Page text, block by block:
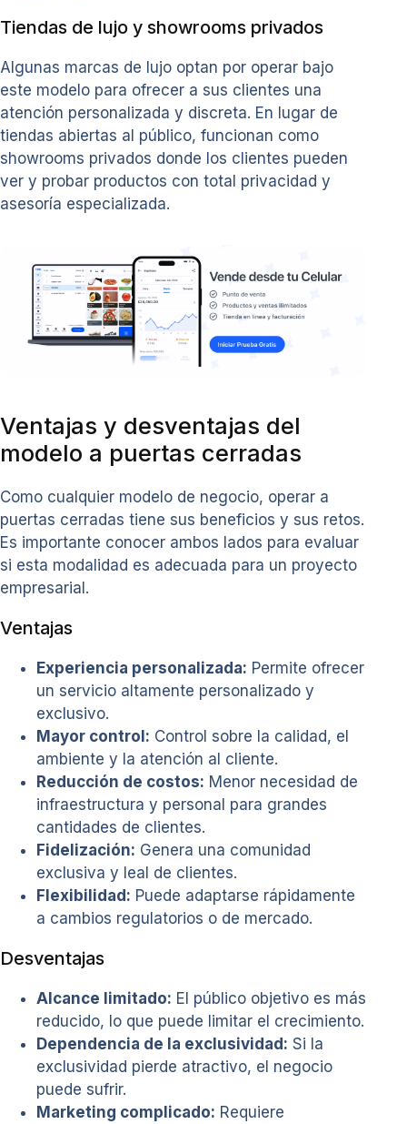
Tiendas de lujo y showrooms privados
Algunas marcas de lujo optan por operar bajo
este modelo para ofrecer a sus clientes una
atención personalizada y discreta. En lugar de
tiendas abiertas al público, funcionan como
showrooms privados donde los clientes pueden
ver y probar productos con total privacidad y
asesoría especializada.
Ventajas y desventajas del
modelo a puertas cerradas
Como cualquier modelo de negocio, operar a
puertas cerradas tiene sus beneficios y sus retos.
Es importante conocer ambos lados para evaluar
si esta modalidad es adecuada para un proyecto
empresarial.
Ventajas
Experiencia personalizada: Permite ofrecer
un servicio altamente personalizado y
exclusivo.
Mayor control: Control sobre la calidad, el
ambiente y la atención al cliente.
Reducción de costos: Menor necesidad de
infraestructura y personal para grandes
cantidades de clientes.
Fidelización: Genera una comunidad
exclusiva y leal de clientes.
Flexibilidad: Puede adaptarse rápidamente
a cambios regulatorios o de mercado.
Desventajas
Alcance limitado: El público objetivo es más
reducido, lo que puede limitar el crecimiento.
Dependencia de la exclusividad: Si la
exclusividad pierde atractivo, el negocio
puede sufrir.
Marketing complicado: Requiere